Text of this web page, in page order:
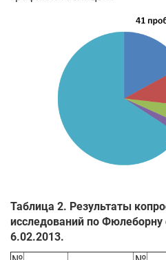
Таблица 2. Результаты
исследований по
6.02.2013.